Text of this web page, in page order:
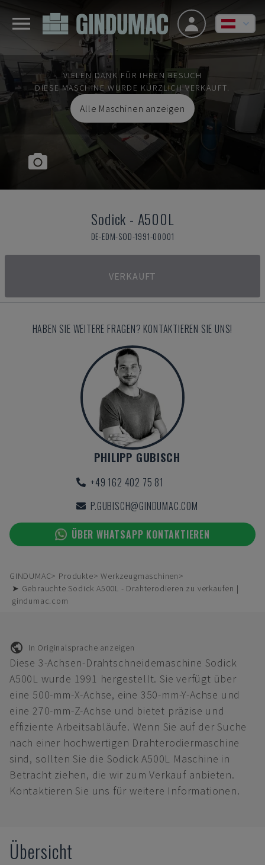
VIELEN DANK FÜR IHREN BESUCH
DIESE MASCHINE WURDE KÜRZLICH VERKAUFT.
Alle Maschinen anzeigen
Sodick - A500L
DE-EDM-SOD-1991-00001
VERKAUFT
HABEN SIE WEITERE FRAGEN? KONTAKTIEREN SIE UNS!
PHILIPP GUBISCH
+49 162 402 75 81
P.GUBISCH@GINDUMAC.COM
ÜBER WHATSAPP KONTAKTIEREN
GINDUMAC Produkte
Werkzeugmaschinen
➤ Gebrauchte Sodick A500L - Drahterodieren zu verkaufen |
gindumac.com
In Originalsprache anzeigen
Diese 3-Achsen-Drahtschneidemaschine Sodick
A500L wurde 1991 hergestellt. Sie verfügt über
eine 500-mm-X-Achse, eine 350-mm-Y-Achse und
eine 270-mm-Z-Achse und bietet präzise und
effiziente Arbeitsabläufe. Wenn Sie auf der Suche
nach einer hochwertigen Drahterodiermaschine
sind, sollten Sie die Sodick A500L Maschine in
Betracht ziehen, die wir zum Verkauf anbieten.
Kontaktieren Sie uns für weitere Informationen.
Übersicht